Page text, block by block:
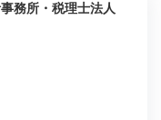
務所・税理士法人